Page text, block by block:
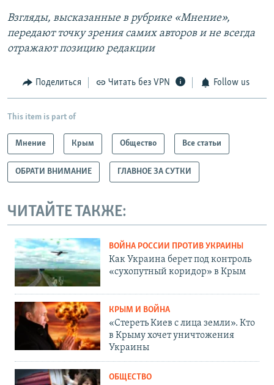
Взгляды, высказанные в рубрике «Мнение»,
передают точку зрения самих авторов и не всегда
отражают позицию редакции
Поделиться Читать без VPN Follow us
This item is part of
Мнение Крым Общество Все статьи
ОБРАТИ ВНИМАНИЕ ГЛАВНОЕ ЗА СУТКИ
ЧИТАЙТЕ ТАКЖЕ:
ВОЙНА РОССИИ ПРОТИВ УКРАИНЫ
Как Украина берет под контроль
«сухопутный коридор» в Крым
КРЫМ И ВОЙНА
«Стереть Киев с лица земли». Кто
в Крыму хочет уничтожения
Украины
ОБЩЕСТВО